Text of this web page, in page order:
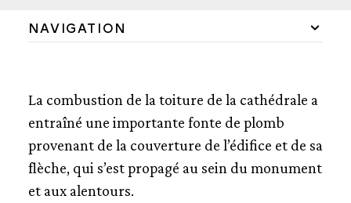
NAVIGATION
L’ÉVACUATION ET LE TRI DES VESTIGES
LA PRISE EN COMPTE DU RISQUE PLOMB
LE CHANTIER DE RESTAURATION DES STATUES DE
La combustion de la toiture de la cathédrale a
entraîné une importante fonte de plomb
provenant de la couverture de l’édifice et de sa
flèche, qui s’est propagé au sein du monument
et aux alentours.